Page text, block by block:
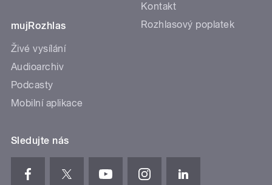
mujRozhlas
Živé vysílání
Audioarchiv
Podcasty
Mobilní aplikace
Kontakt
Rozhlasový poplatek
Sledujte nás